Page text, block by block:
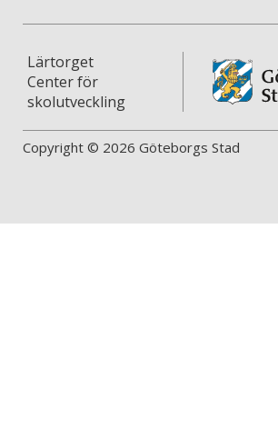
Lärtorget
Center för
skolutveckling
Copyright © 2026 Göteborgs Stad